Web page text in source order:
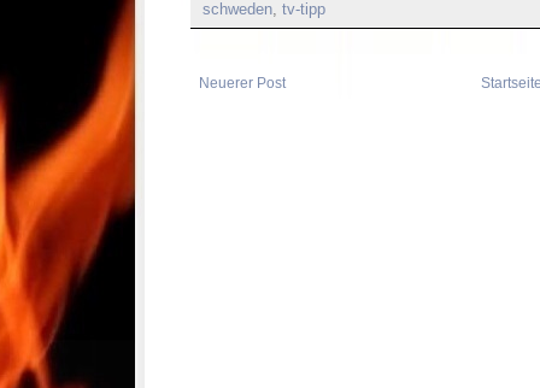
schweden, tv-tipp
Neuerer Post